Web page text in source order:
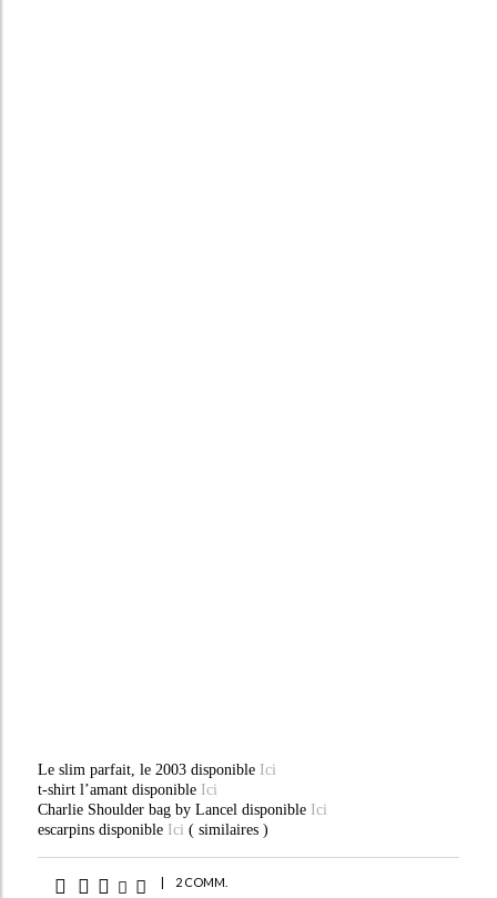
Le slim parfait, le 2003 disponibleIci
t-shirt l’amant disponible Ici
Charlie Shoulder bag by Lancel disponible Ici
escarpins disponible Ici ( similaires )
|
2 COMM.